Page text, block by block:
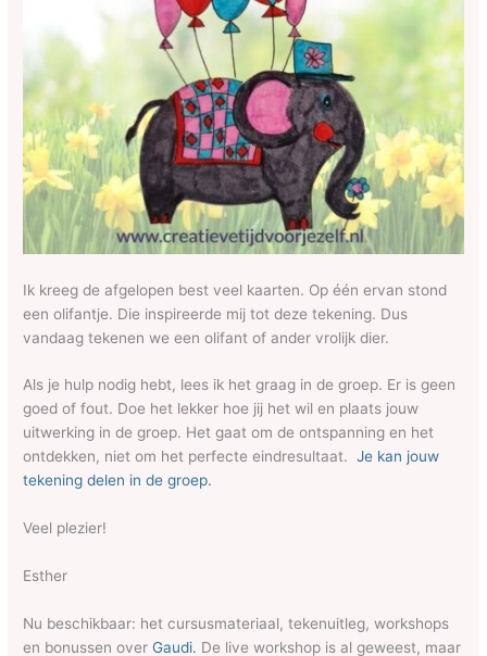
Ik kreeg de afgelopen best veel kaarten. Op één ervan stond
een olifantje. Die inspireerde mij tot deze tekening. Dus
vandaag tekenen we een olifant of ander vrolijk dier.
Als je hulp nodig hebt, lees ik het graag in de groep. Er is geen
goed of fout. Doe het lekker hoe jij het wil en plaats jouw
uitwerking in de groep. Het gaat om de ontspanning en het
ontdekken, niet om het perfecte eindresultaat. Je kan jouw
tekening delen in de groep.
Veel plezier!
Esther
Nu beschikbaar: het cursusmateriaal, tekenuitleg, workshops
en bonussen overGaudi. De live workshop is al geweest, maar